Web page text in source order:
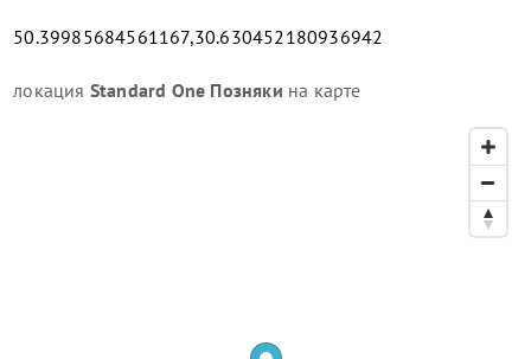
50.39985684561167,30.630452180936942
локация Standard One Позняки на карте